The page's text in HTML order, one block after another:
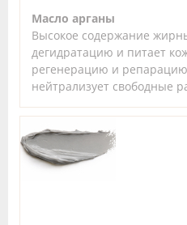
Масло арганы
Высокое содержание
дегидратацию и питает
регенерацию и
нейтрализует свободные